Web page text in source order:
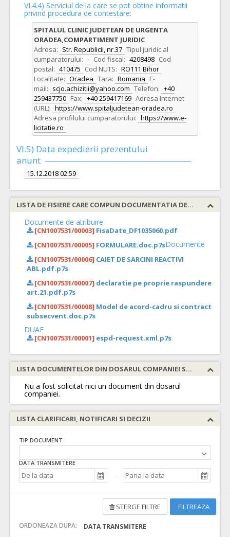
VI.4.4) Serviciul de la care se pot obtine informatii
privind procedura de contestare:
SPITALUL CLINIC JUDETEAN DE URGENTA
ORADEA,COMPARTIMENT JURIDIC
Adresa: Str. Republicii, nr.37 Tipul juridic al
cumparatorului: - Cod fiscal: 4208498 Cod
postal: 410475 Cod NUTS: RO111 Bihor
Localitate: Oradea Tara: Romania E-
mail: scjo.achizitii@yahoo.com Telefon: +40
259437750 Fax: +40 259417169 Adresa Internet
(URL): https://www.spitaljudetean-oradea.ro
Adresa profilului cumparatorului: https://www.e-
licitatie.ro
VI.5) Data expedierii prezentului
anunt
15.12.2018 02:59
LISTA DE FISIERE CARE COMPUN DOCUMENTATIA DE ATRIBUIRE
Documente de atribuire
[CN1007531/00003] FisaDate_DF1035060.pdf
[CN1007531/00005] FORMULARE.doc.p7s
[CN1007531/00006] CAIET DE SARCINI REACTIVI
ABL.pdf.p7s
[CN1007531/00007] declaratie pe proprie raspundere
art.21.pdf.p7s
[CN1007531/00008] Model de acord-cadru si contract
subsecvent.doc.p7s
Documente
DUAE
[CN1007531/00001] espd-request.xml.p7s
LISTA DOCUMENTELOR DIN DOSARUL COMPANIEI SOLICITATE
Nu a fost solicitat nici un document din dosarul
companiei.
LISTA CLARIFICARI, NOTIFICARI SI DECIZII
TIP DOCUMENT
DATA TRANSMITERE
FILTREAZA
STERGE FILTRE
ORDONEAZA DUPA: DATA TRANSMITERE